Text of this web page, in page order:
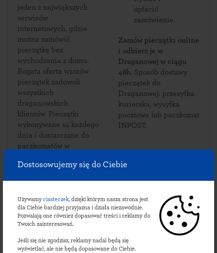
Dostosowujemy się do Ciebie
Używamy ciasteczek, dzięki którym nasza strona jest
dla Ciebie bardziej przyjazna i działa niezawodnie.
Pozwalają one również dopasować treści i reklamy do
Twoich zainteresowań.
Jeśli się nie zgodzisz, reklamy nadal będą się
wyświetlać, ale nie będą dopasowane do Ciebie.
jeden z największych
serwisów
internetowych, gdzie
można zamówić
pieczątkę bez
wychodzenia z domu.
Bogata oferta wzorów
pieczątek zadowoli
wszystkich
draganowskich
klientów. Pieczątki
wykonywane są każdego
dnia i dostarczane do
paczkomatów w
opłacić
zamówienie.
Zamów pieczątki online
i odbierz je w
Draganowej w ciągu
48h. Sposób dostawy
pieczątek do
Draganowej: przesyłka
kurierska, wysyłka
pocztowa lub paczkomat
INPOST.
Sprawdź lokalizacje
draganowskich
paczkomatów: